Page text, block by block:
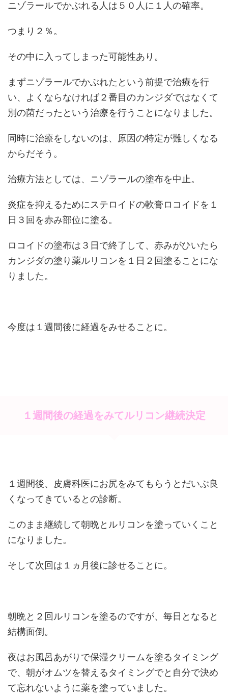
ニゾラールでかぶれる人は５０人に１人の確率。
つまり２％。
その中に入ってしまった可能性あり。
まずニゾラールでかぶれたという前提で治療を行
い、よくならなければ２番目のカンジダではなくて
別の菌だったという治療を行うことになりました。
同時に治療をしないのは、原因の特定が難しくなる
からだそう。
治療方法としては、ニゾラールの塗布を中止。
炎症を抑えるためにステロイドの軟膏ロコイドを１
日３回を赤み部位に塗る。
ロコイドの塗布は３日で終了して、赤みがひいたら
カンジダの塗り薬ルリコンを１日２回塗ることにな
りました。
今度は１週間後に経過をみせることに。
１週間後の経過をみてルリコン継続決定
１週間後、皮膚科医にお尻をみてもらうとだいぶ良
くなってきているとの診断。
このまま継続して朝晩とルリコンを塗っていくこと
になりました。
そして次回は１ヵ月後に診せることに。
朝晩と２回ルリコンを塗るのですが、毎日となると
結構面倒。
夜はお風呂あがりで保湿クリームを塗るタイミング
で、朝がオムツを替えるタイミングでと自分で決め
て忘れないように薬を塗っていました。